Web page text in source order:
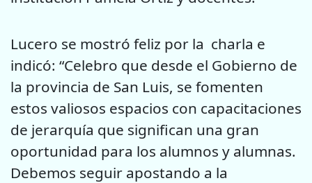
Lucero se mostró feliz por la charla e
indicó: “Celebro que desde el Gobierno de
la provincia de San Luis, se fomenten
estos valiosos espacios con capacitaciones
de jerarquía que significan una gran
oportunidad para los alumnos y alumnas.
Debemos seguir apostando a la